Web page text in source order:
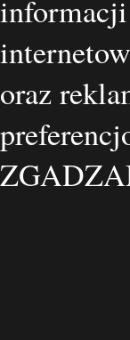
oraz